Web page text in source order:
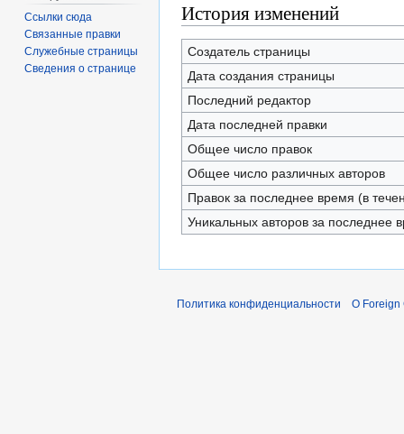
История изменений
Создатель страницы
Дата создания страницы
Последний редактор
Дата последней правки
Общее число правок
Общее число различных авторов
Правок за последнее время (в
Уникальных авторов за последнее
Ссылки сюда
Связанные правки
Служебные страницы
Сведения о странице
Политика конфиденциальности О Foreign